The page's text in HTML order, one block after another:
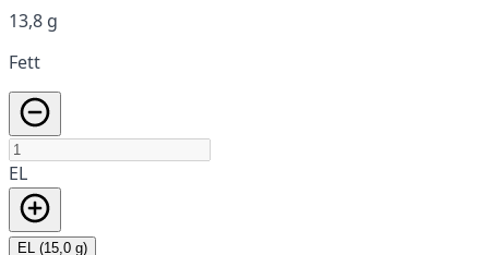
13,8 g
Fett
EL
EL (15,0 g)